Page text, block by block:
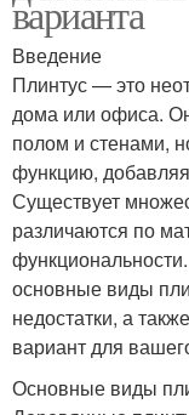
варианта
Введение
Плинтус — это
дома или офиса.
полом и стенами,
функцию,
Существует
различаются по
основные виды
недостатки, а
вариант для
Основные виды